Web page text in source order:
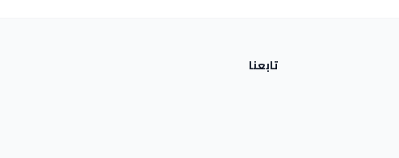
تابعنا